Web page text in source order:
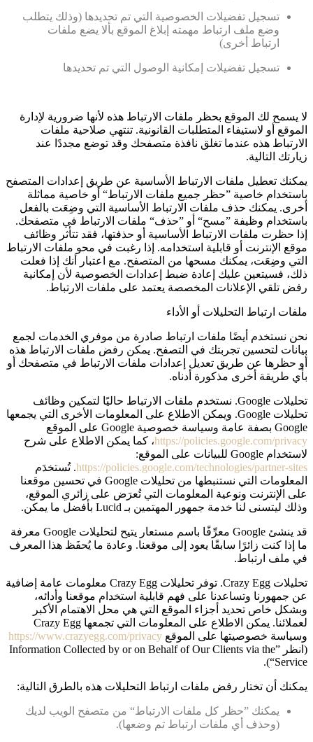
تسجيل تفضيلات الخصوصية التي تم تحديدها (وذلك يتطلب
وضع ملف ارتباط مهمته إبلاغ الموقع بألا يضع ملفات
ارتباط أخرى)
تسجيل تفضيلات إمكانية الوصول التي تم تحديدها
لا يسمح لك الموقع بحظر ملفات الارتباط هذه لأنها ضرورية لإدارة
الموقع أو لاستيفاء المتطلبات القانونية. تنتهي صلاحية ملفات
الارتباط هذه عندما تغلق نافذة متصفحك وقد توضع مجددًا عند
زيارتك التالية.
يمكنك تعطيل ملفات الارتباط الأساسية عن طريق إعدادات المتصفح
باستخدام خاصية ”حظر جميع ملفات الارتباط“ أو خاصية مماثلة
أخرى. يمكنك حذف ملفات الارتباط الأساسية التي وضِعَت بالفعل
باستخدام وظيفة ”مسح“ أو ”حذف“ ملفات الارتباط في متصفحك.
إذا حظرت ملفات الارتباط الأساسية أو حذفتها، فقد تتأثر وظائف
موقع الإنترنت أو قابلية استخدامه. إذا رغبت في محو ملفات الارتباط
التي وضِعَت، يمكنك مسحها من المتصفح. مع اعتبار أنك إذا فعلت
ذلك، فسيتعين عليك إعادة ضبط إعدادات الخصوصية لأن إمكانية
رفض تلقي الإعلانات المخصصة يعتمد على ملفات الارتباط.
ملفات ارتباط التحليلات أو الأداء
نحن نستخدم أيضًا ملفات ارتباط صادرة من موفري الخدمات لجمع
بيانات لتحسين تجربتك في التصفح. يمكن رفض ملفات الارتباط هذه
أو حظرها عن طريق تعديل إعدادات ملفات الارتباط في متصفحك أو
بأي طريقة أخرى مذكورة أدناه.
تحليلات Google‏. نستخدم ملفات الارتباط حاليًا لتمكين وظائف
تحليلات Google. ويمكن الاطلاع على المعلومات الأخرى التي يجمعها
Google بصفة عامة وسياسة خصوصية Google على الموقع
https://policies.google.com/privacy، كما يمكن الاطلاع على شرح
لاستخدام Google للبيانات على الموقع:
https://policies.google.com/technologies/partner-sites. تُستخدَم
المعلومات التي نستنبطها من تحليلات Google في تحسين موقعنا
على الإنترنت ونوعية المعلومات التي تُعرَض على زائري الموقع،
وذلك ليتسنى لنا خدمة جمهور المهتمين بـ Lucid بأفضل ما يمكن.
قد ينشئ Google معرِّفًا باسم مستعار يتيح لتحليلات Google معرفة
ما إذا كنت زائرًا سابقًا يعود إلى موقعنا. وعادة ما يُحفَظ هذا المعرف
في ملف ارتباط.
تحليلات Crazy Egg. توفر تحليلات Crazy Egg معلومات عامة إضافية
عن جمهورنا وتساعدنا على فهم قابلية استخدام موقعنا وأدائه،
وبشكل خاص تحديد أجزاء الموقع التي هي محل الاهتمام الأكبر
لعملائنا. يمكن الاطلاع على المعلومات التي تجمعها Crazy Egg
وسياسة خصوصيتها على الموقع https://www.crazyegg.com/privacy
(انظر ”Information Collected by or on Behalf of Our Clients via the
Service“).
يمكنك أن تختار رفض ملفات ارتباط التحليلات هذه بالطرق التالية:
يمكنك ”حظر كل ملفات الارتباط“ من متصفح الويب لديك
(وحذف أي ملفات ارتباط تم وضعها).